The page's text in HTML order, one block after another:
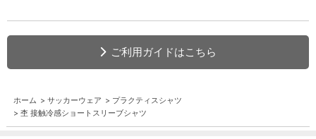
ご利用ガイドはこちら
ホーム > サッカーウェア > プラクティスシャツ
> 杢 接触冷感ショートスリーブシャツ